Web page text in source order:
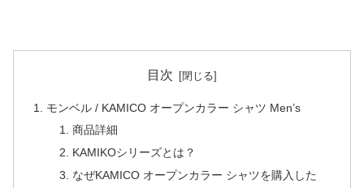
目次
モンベル / KAMICO オープンカラー シャツ Men’s
商品詳細
KAMIKOシリーズとは？
なぜKAMICO オープンカラー シャツを購入した